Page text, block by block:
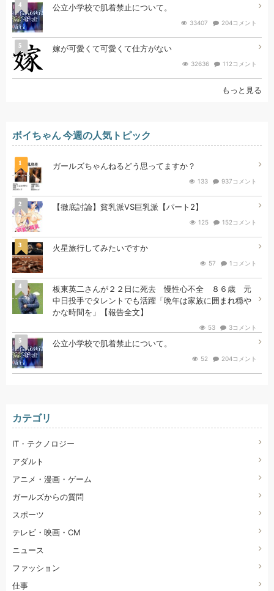
4 公立小学校で肌着禁止について。
33407 204コメント
5 嫁が可愛くて可愛くて仕方がない
32636 112コメント
もっと見る
ボイちゃん 今週の人気トピック
1 ガールズちゃんねるどう思ってますか？
133 937コメント
2 【徹底討論】貧乳派VS巨乳派【パート2】
125 152コメント
3 火星旅行してみたいですか
57 1コメント
4
板東英二さんが２２日に死去 慢性心不全 ８６歳 元
中日投手でタレントでも活躍「晩年は家族に囲まれ穏や
かな時間を」【報告全文】
53 3コメント
5 公立小学校で肌着禁止について。
52 204コメント
カテゴリ
IT・テクノロジー
アダルト
アニメ・漫画・ゲーム
ガールズからの質問
スポーツ
テレビ・映画・CM
ニュース
ファッション
仕事